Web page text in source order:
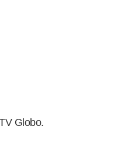
Globo.